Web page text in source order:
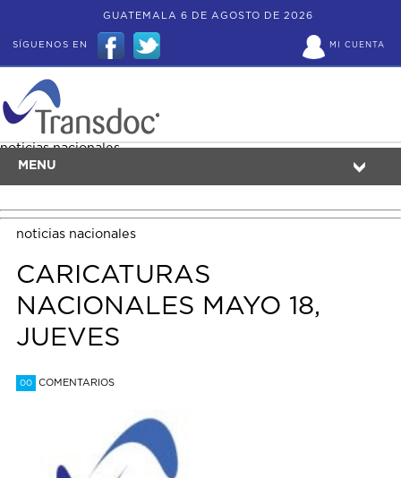
GUATEMALA 6 DE AGOSTO DE 2026
MI CUENTA
SÍGUENOS EN
MENU
noticias nacionales
noticias nacionales
CARICATURAS
NACIONALES MAYO 18,
JUEVES
00 COMENTARIOS